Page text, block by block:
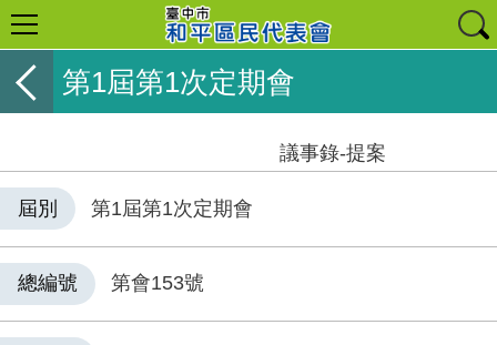
第1屆第1次定期會
議事錄-提案
屆別 第1屆第1次定期會
總編號 第會153號